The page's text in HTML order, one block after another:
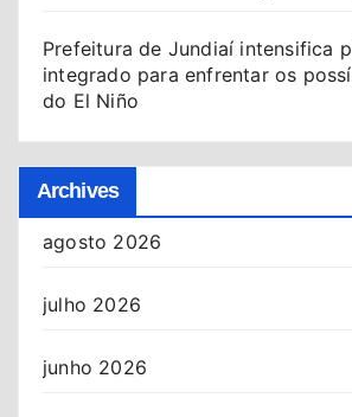
Prefeitura de Jundiaí intensifica
integrado para enfrentar os
do El Niño
Archives
agosto 2026
julho 2026
junho 2026